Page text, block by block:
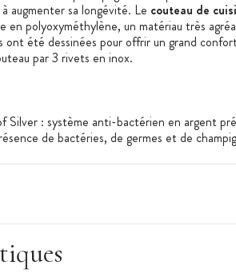
augmenter sa longévité. Le couteau de
en polyoxyméthylène, un matériau très
ont été dessinées pour offrir un grand
par 3 rivets en inox.
Silver : système anti-bactérien en argent
de bactéries, de germes et de